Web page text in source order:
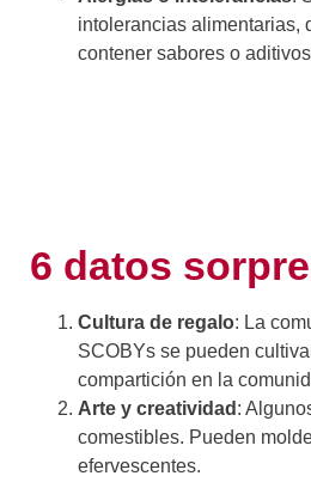
intolerancias alimentarias,
contener sabores o
6 datos
Cultura de regalo: La
SCOBYs se pueden
compartición en la
Arte y creatividad :
comestibles. Pueden
efervescentes.